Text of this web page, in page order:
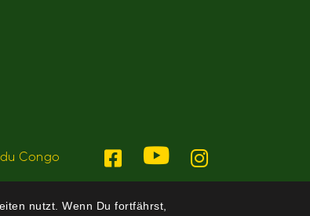
Congo
nutzt. Wenn Du fortfährst,